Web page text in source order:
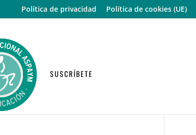
Política de privacidad Política de cookies (UE)
SUSCRÍBETE